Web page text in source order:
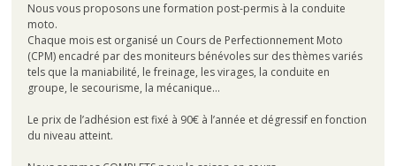
Nous vous proposons une formation post-permis à la conduite
moto.
Chaque mois est organisé un Cours de Perfectionnement Moto
(CPM) encadré par des moniteurs bénévoles sur des thèmes variés
tels que la maniabilité, le freinage, les virages, la conduite en
groupe, le secourisme, la mécanique…
Le prix de l’adhésion est fixé à 90€ à l’année et dégressif en fonction
du niveau atteint.